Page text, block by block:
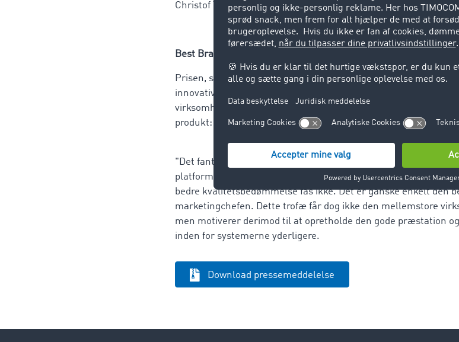
Christof Thesinga glad.
Best Brand ikke laurbærskrans, men motivation
Prisen, som ETM-forlaget står bag, går til virksomheder som
innovative produkter og tjenesteydelser, som forenkler og
virksomheder inden for transportbranchen. Så sent som i
produkt: Den nye, integrerede trackingløsning TC eMap®.
"Det fantastiske er, at vinderen af "Best Brand" kåres direkte af
platform på grund af deres egen erfaring med søgning efter
bedre kvalitetsbedømmelse fås ikke. Det er ganske enkelt den
marketingchefen. Dette trofæ får dog ikke den mellemstore
men motiverer derimod til at opretholde den gode præstation
inden for systemerne yderligere.
Download pressemeddelelse